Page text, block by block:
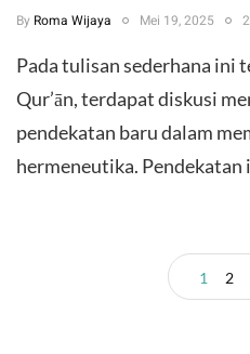
By Roma Wijaya Mei 19, 2025
Pada tulisan sederhana ini
Qur’ān, terdapat diskusi
pendekatan baru dalam
hermeneutika.
1 2